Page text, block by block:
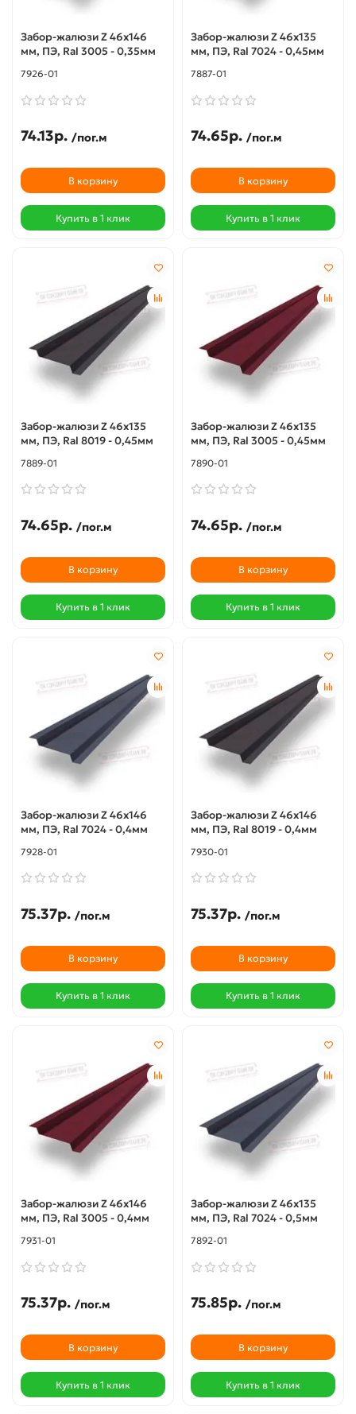
Забор-жалюзи Z 46х146
мм, ПЭ, Ral 3005 - 0,35мм
7926-01
74.13р. /пог.м
В корзину
Купить в 1 клик
Забор-жалюзи Z 46х135
мм, ПЭ, Ral 7024 - 0,45мм
7887-01
74.65р. /пог.м
В корзину
Купить в 1 клик
Забор-жалюзи Z 46х135
мм, ПЭ, Ral 8019 - 0,45мм
7889-01
74.65р. /пог.м
В корзину
Купить в 1 клик
Забор-жалюзи Z 46х135
мм, ПЭ, Ral 3005 - 0,45мм
7890-01
74.65р. /пог.м
В корзину
Купить в 1 клик
Забор-жалюзи Z 46х146
мм, ПЭ, Ral 7024 - 0,4мм
7928-01
75.37р. /пог.м
В корзину
Купить в 1 клик
Забор-жалюзи Z 46х146
мм, ПЭ, Ral 8019 - 0,4мм
7930-01
75.37р. /пог.м
В корзину
Купить в 1 клик
Забор-жалюзи Z 46х146
мм, ПЭ, Ral 3005 - 0,4мм
7931-01
75.37р. /пог.м
В корзину
Купить в 1 клик
Забор-жалюзи Z 46х135
мм, ПЭ, Ral 7024 - 0,5мм
7892-01
75.85р. /пог.м
В корзину
Купить в 1 клик